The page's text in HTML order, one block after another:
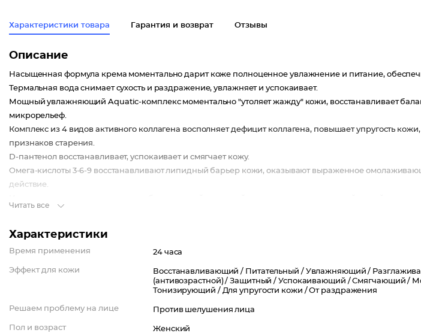
Характеристики товара Гарантия и возврат Отзывы
Описание
Насыщенная формула крема моментально дарит коже полноценное увлажнение и питание,
Термальная вода снимает сухость и раздражение, увлажняет и успокаивает.
Мощный увлажняющий Aquatic-комплекс моментально "утоляет жажду" кожи, восстанавливает
микрорельеф.
Комплекс из 4 видов активного коллагена восполняет дефицит коллагена, повышает упругость
признаков старения.
D-пантенол восстанавливает, успокаивает и смягчает кожу.
Омега-кислоты 3-6-9 восстанавливают липидный барьер кожи, оказывают выраженное
действие.
Читать все
Характеристики
Время применения 24 часа
Эффект для кожи Восстанавливающий / Питательный / Увлажняющий /
(антивозрастной) /Защитный /Успокаивающий /Смягчающий /
Тонизирующий / Для упругости кожи /От раздражения
Решаем проблему на лице Против шелушения лица
Пол и возраст Женский